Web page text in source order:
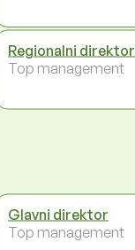
Regionalni direktor
Top management
Glavni direktor
Top management